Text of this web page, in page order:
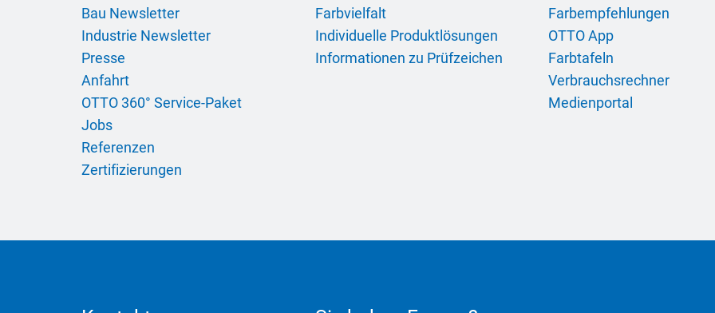
Bau Newsletter
Industrie Newsletter
Presse
Anfahrt
OTTO 360° Service-Paket
Jobs
Referenzen
Zertifizierungen
Farbvielfalt
Individuelle Produktlösungen
Informationen zu Prüfzeichen
Farbempfehlungen
OTTO App
Farbtafeln
Verbrauchsrechner
Medienportal